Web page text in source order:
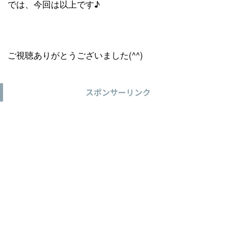
では、今回は以上です♪
ご視聴ありがとうございました(^^)
スポンサーリンク